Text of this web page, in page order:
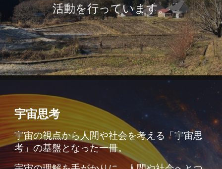
活動を行っています。
宇宙思考
宇宙の視点から人間や社会を考える「宇宙思
考」の基盤となった一冊。